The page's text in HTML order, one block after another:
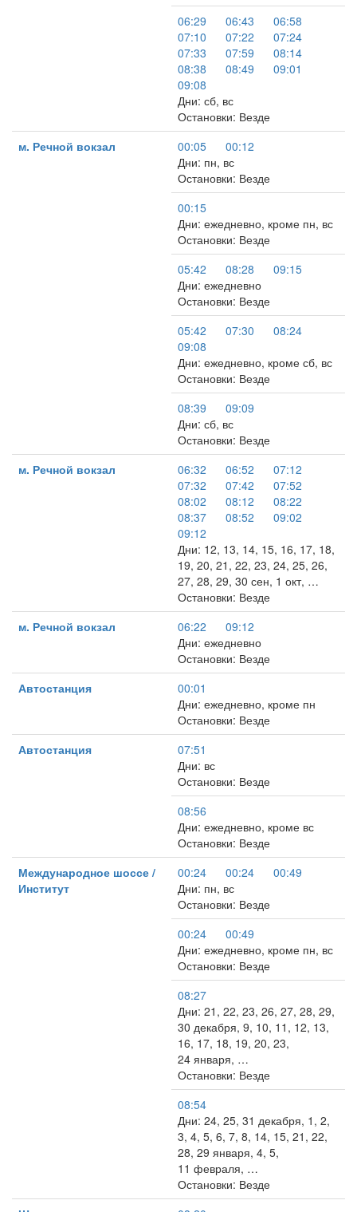
06:29
06:43
06:58
07:10
07:22
07:24
07:33
07:59
08:14
08:38
08:49
09:01
09:08
Дни: сб, вс
Остановки: Везде
м. Речной вокзал
00:05
00:12
Дни: пн, вс
Остановки: Везде
00:15
Дни: ежедневно, кроме пн, вс
Остановки: Везде
05:42
08:28
09:15
Дни: ежедневно
Остановки: Везде
05:42
07:30
08:24
09:08
Дни: ежедневно, кроме сб, вс
Остановки: Везде
08:39
09:09
Дни: сб, вс
Остановки: Везде
м. Речной вокзал
06:32 06:52
07:12
07:32
07:42
07:52
08:02
08:12
08:22
08:37
08:52
09:02
09:12
Дни: 12, 13, 14, 15, 16, 17, 18,
19, 20, 21, 22, 23, 24, 25, 26,
27, 28, 29, 30 сен, 1 окт, …
Остановки: Везде
м. Речной вокзал
06:22
09:12
Дни: ежедневно
Остановки: Везде
Автостанция
00:01
Дни: ежедневно, кроме пн
Остановки: Везде
Автостанция
07:51
Дни: вс
Остановки: Везде
08:56
Дни: ежедневно, кроме вс
Остановки: Везде
Международное шоссе /
Институт
00:24 00:24
00:49
Дни: пн, вс
Остановки: Везде
00:24
00:49
Дни: ежедневно, кроме пн, вс
Остановки: Везде
08:27
Дни: 21, 22, 23, 26, 27, 28, 29,
30 декабря, 9, 10, 11, 12, 13,
16, 17, 18, 19, 20, 23,
24 января, …
Остановки: Везде
08:54
Дни: 24, 25, 31 декабря, 1, 2,
3, 4, 5, 6, 7, 8, 14, 15, 21, 22,
28, 29 января, 4, 5,
11 февраля, …
Остановки: Везде